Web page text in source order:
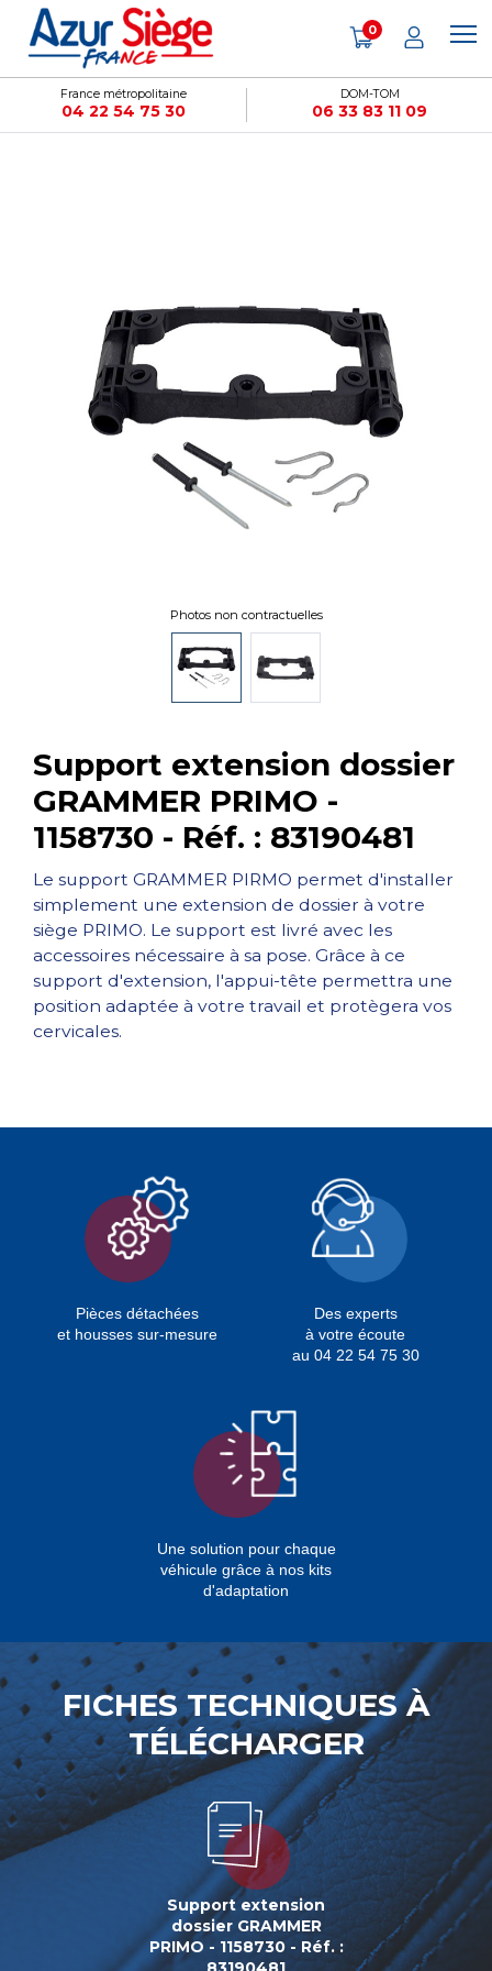
France métropolitaine
04 22 54 75 30
DOM-TOM
06 33 83 11 09
0
Support extension dossier
GRAMMER PRIMO -
1158730 - Réf. : 83190481
Le support GRAMMER PIRMO permet d'installer
simplement une extension de dossier à votre
siège PRIMO. Le support est livré avec les
accessoires nécessaire à sa pose. Grâce à ce
support d'extension, l'appui-tête permettra une
position adaptée à votre travail et protègera vos
cervicales.
Photos non contractuelles
Pièces détachées
et housses sur-mesure
Des experts
à votre écoute
au 04 22 54 75 30
Une solution pour chaque
véhicule grâce à nos kits
d'adaptation
FICHES TECHNIQUES À
TÉLÉCHARGER
Support extension
dossier GRAMMER
PRIMO - 1158730 - Réf. :
Panneau de gestion des cookies